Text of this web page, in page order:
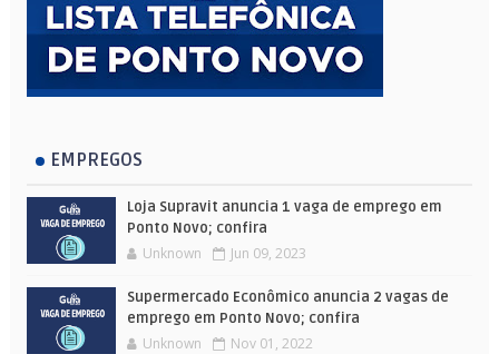
EMPREGOS
Loja Supravit anuncia 1 vaga de emprego em
Ponto Novo; confira
Unknown Jun 09, 2023
Supermercado Econômico anuncia 2 vagas de
emprego em Ponto Novo; confira
Unknown Nov 01, 2022